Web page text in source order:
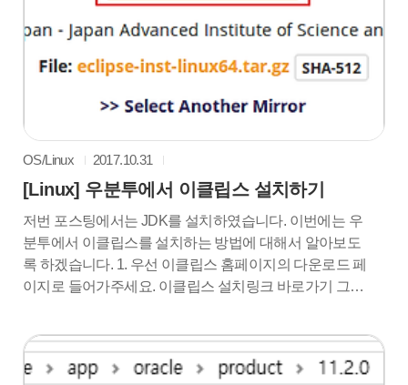
OS/Linux 2017.10.31
[Linux] 우분투에서 이클립스 설치하기
저번 포스팅에서는 JDK를 설치하였습니다. 이번에는 우
분투에서 이클립스를 설치하는 방법에 대해서 알아보도
록 하겠습니다. 1. 우선 이클립스 홈페이지의 다운로드 페
이지로 들어가주세요. 이클립스 설치링크 바로가기 그런
주세요 3. 압축을 푸셨으면 이러한 폴더가 생길텐데요 이
폴더안에 이 아이콘을 실행시켜줍니다. 4. 자신이 다운받